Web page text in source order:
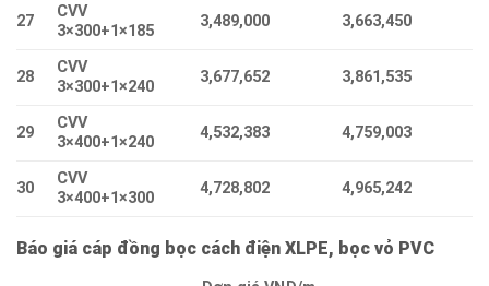
27
CVV
3×300+1×185
3,489,000 3,663,450
28
CVV
3×300+1×240
3,677,652 3,861,535
29
CVV
3×400+1×240
4,532,383 4,759,003
30
CVV
3×400+1×300
4,728,802 4,965,242
Báo giá cáp đồng bọc cách điện XLPE, bọc vỏ PVC